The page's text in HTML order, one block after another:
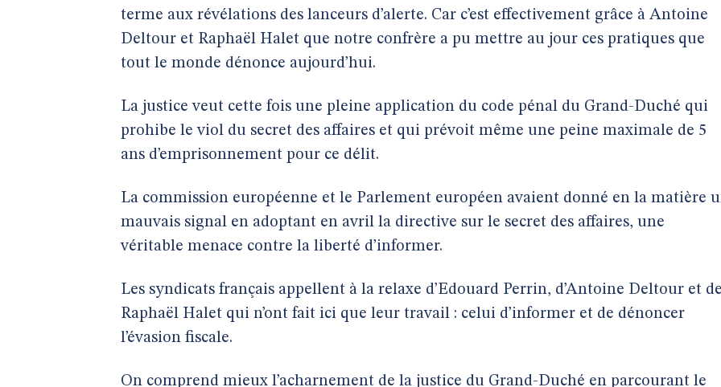
terme aux révélations des lanceurs d’alerte. Car c’est effectivement grâce à Antoine
Deltour et Raphaël Halet que notre confrère a pu mettre au jour ces pratiques que
tout le monde dénonce aujourd’hui.
La justice veut cette fois une pleine application du code pénal du Grand-Duché qui
prohibe le viol du secret des affaires et qui prévoit même une peine maximale de 5
ans d’emprisonnement pour ce délit.
La commission européenne et le Parlement européen avaient donné en la matière
mauvais signal en adoptant en avril la directive sur le secret des affaires, une
véritable menace contre la liberté d’informer.
Les syndicats français appellent à la relaxe d’Edouard Perrin, d’Antoine Deltour et de
Raphaël Halet qui n’ont fait ici que leur travail : celui d’informer et de dénoncer
l’évasion fiscale.
On comprend mieux l’acharnement de la justice du Grand-Duché en parcourant le